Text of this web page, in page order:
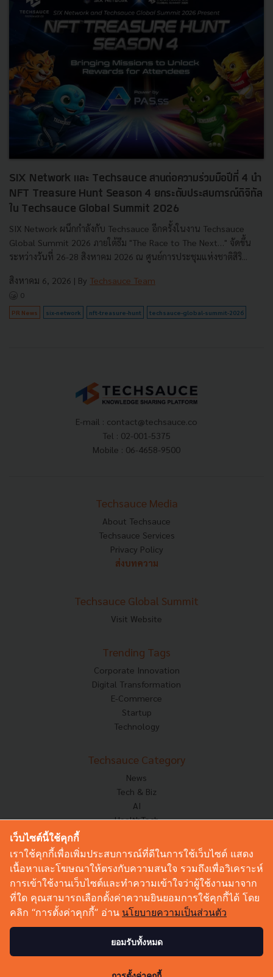
SIX Network และ Techsauce สานต่อความร่วมมือปีที่ 4 นำ
NFT Treasure Hunt Season 4 ยกระดับประสบการณ์ดิจิทัล
ใน Techsauce Global Summit 2026
SIX Network ผนึกกำลังกับ Techsauce อีกครั้งในงาน Techsauce
Global Summit 2026 ภายใต้ธีม "The Race to The Next…" จัดขึ้น
ระหว่างวันที่ 26-28 สิงหาคม 2026 ณ ศูนย์การประชุมแห่งชาติสิริ...
สิงหาคม 6, 2026 | By Techsauce Team
0
PR News six-network nft-treasure-hunt techsauce-global-summit-2026
E-mail : contact@techsauce.co
Tel : 02-001-5375
Mobile : 06-4658-9500
Techsauce Media
About Techsauce
Techsauce Services
Privacy Policy
ส่งบทความ
Techsauce Global Summit
Visit Website
Trending Tags
Corporate Innovation
Digital Transformation
E-Commerce
Startup
Technology
Techsauce Category
News
Tech & Biz
AI
HealthTech
Corp Innov
Saucy Thoughts
Sustainable
Videos
Podcast
เว็บไซต์นี้ใช้คุกกี้
เราใช้คุกกี้เพื่อเพิ่มประสบการณ์ที่ดีในการใช้เว็บไซต์ แสดง
เนื้อหาและโฆษณาให้ตรงกับความสนใจ รวมถึงเพื่อวิเคราะห์
การเข้าใช้งานเว็บไซต์และทำความเข้าใจว่าผู้ใช้งานมาจาก
ที่ใด คุณสามารถเลือกตั้งค่าความยินยอมการใช้คุกกี้ได้ โดย
คลิก “การตั้งค่าคุกกี้” อ่าน นโยบายความเป็นส่วนตัว
ยอมรับทั้งหมด